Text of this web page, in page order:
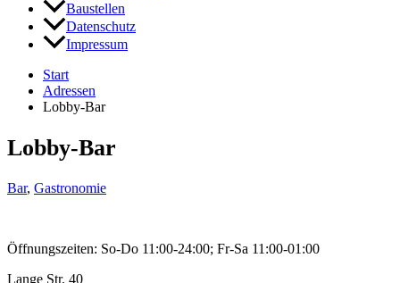
Baustellen
Datenschutz
Impressum
Start
Adressen
Lobby-Bar
Lobby-Bar
Bar, Gastronomie
Öffnungszeiten: So-Do 11:00-24:00; Fr-Sa 11:00-01:00
Lange Str. 40